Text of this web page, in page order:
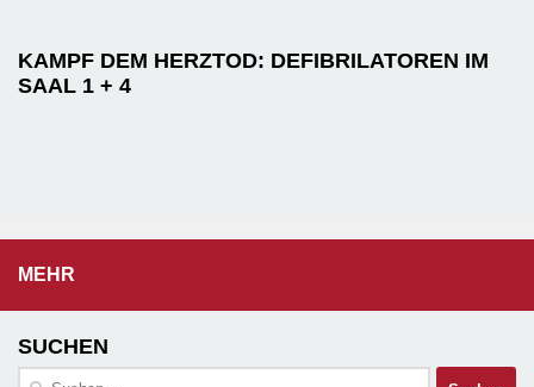
KAMPF DEM HERZTOD: DEFIBRILATOREN IM
SAAL 1 + 4
MEHR
SUCHEN
Suchen